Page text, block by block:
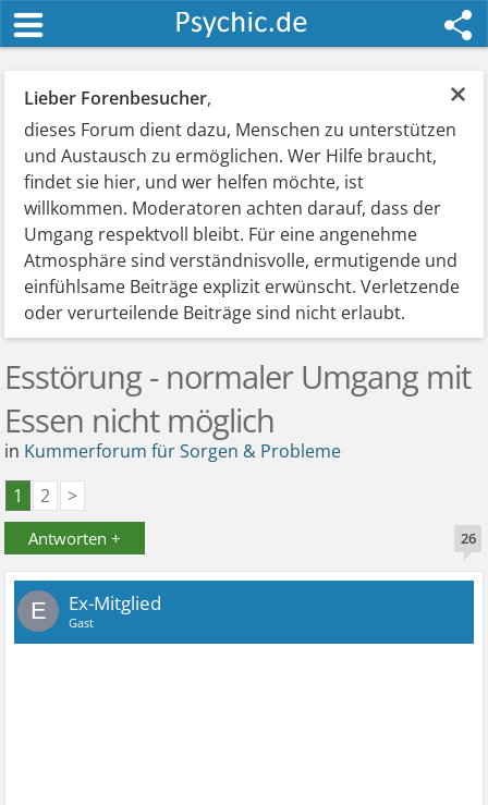
×
Lieber Forenbesucher,
dieses Forum dient dazu, Menschen zu unterstützen
und Austausch zu ermöglichen. Wer Hilfe braucht,
findet sie hier, und wer helfen möchte, ist
willkommen. Moderatoren achten darauf, dass der
Umgang respektvoll bleibt. Für eine angenehme
Atmosphäre sind verständnisvolle, ermutigende und
einfühlsame Beiträge explizit erwünscht. Verletzende
oder verurteilende Beiträge sind nicht erlaubt.
Esstörung - normaler Umgang mit
Essen nicht möglich
in Kummerforum für Sorgen & Probleme
1
2 >
Antworten + 26
E Ex-Mitglied
Gast